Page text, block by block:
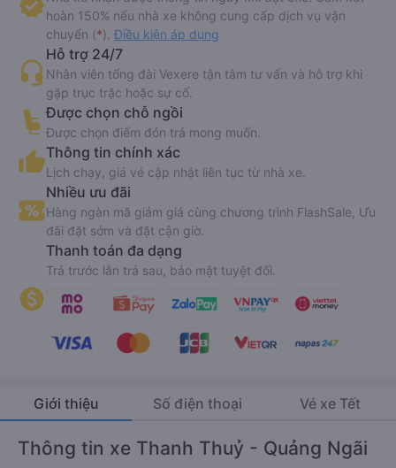
hoàn 150% nếu nhà xe không cung cấp dịch vụ vận
chuyển (*). Điều kiện áp dụng
Hỗ trợ 24/7
Nhân viên tổng đài Vexere tận tâm tư vấn và hỗ trợ khi
gặp trục trặc hoặc sự cố.
Được chọn chỗ ngồi
Được chọn điểm đón trả mong muốn.
Thông tin chính xác
Lịch chạy, giá vé cập nhật liên tục từ nhà xe.
Nhiều ưu đãi
Hàng ngàn mã giảm giá cùng chương trình FlashSale, Ưu
đãi đặt sớm và đặt cận giờ.
Thanh toán đa dạng
Trả trước lẫn trả sau, bảo mật tuyệt đối.
Giới thiệu Số điện thoại Vé xe Tết
Thông tin xe Thanh Thuỷ - Quảng Ngãi